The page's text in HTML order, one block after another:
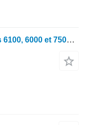
Visco-coupleur John Deere Séries 6100, 6000 et 7500, entraînement de ventilateur visqueux AL79618 pour tracteur à roues